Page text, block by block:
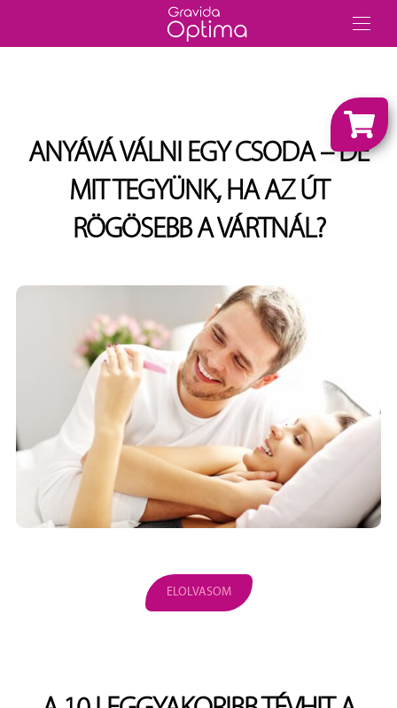
ANYÁVÁ VÁLNI EGY CSODA – DE
MIT TEGYÜNK, HA AZ ÚT
RÖGÖSEBB A VÁRTNÁL?
ELOLVASOM